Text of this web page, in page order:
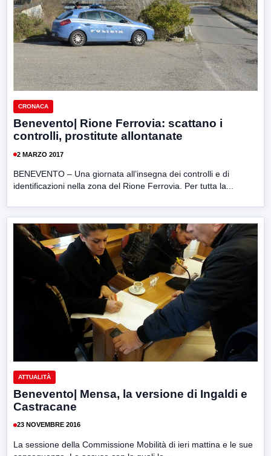
CRONACA
Benevento| Rione Ferrovia: scattano i
controlli, prostitute allontanate
2 MARZO 2017
BENEVENTO – Una giornata all’insegna dei controlli e di
identificazioni nella zona del Rione Ferrovia. Per tutta la...
ATTUALITÀ
Benevento| Mensa, la versione di Ingaldi e
Castracane
23 NOVEMBRE 2016
La sessione della Commissione Mobilità di ieri mattina e le sue